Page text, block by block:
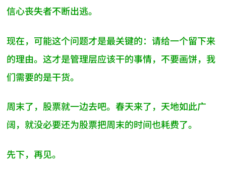
信心丧失者不断出逃。
现在，可能这个问题才是最关键的：请给一个留下来
的理由。这才是管理层应该干的事情，不要画饼，我
们需要的是干货。
周末了，股票就一边去吧。春天来了，天地如此广
阔，就没必要还为股票把周末的时间也耗费了。
先下，再见。